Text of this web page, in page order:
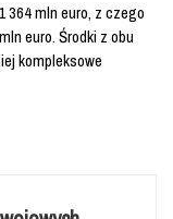
364 mln euro, z czego
euro. Środki z obu
kompleksowe